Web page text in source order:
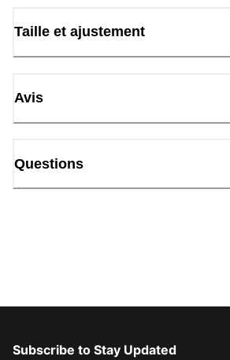
Taille et ajustement
Avis
Questions
Subscribe to Stay Updated